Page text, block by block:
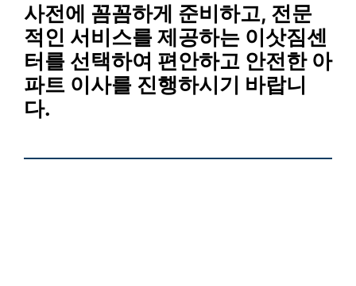
사전에 꼼꼼하게 준비하고, 전문
적인 서비스를 제공하는 이삿짐센
터를 선택하여 편안하고 안전한 아
파트 이사를 진행하시기 바랍니
다.